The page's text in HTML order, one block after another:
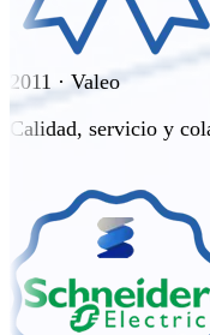
2011 · Valeo
Calidad, servicio y